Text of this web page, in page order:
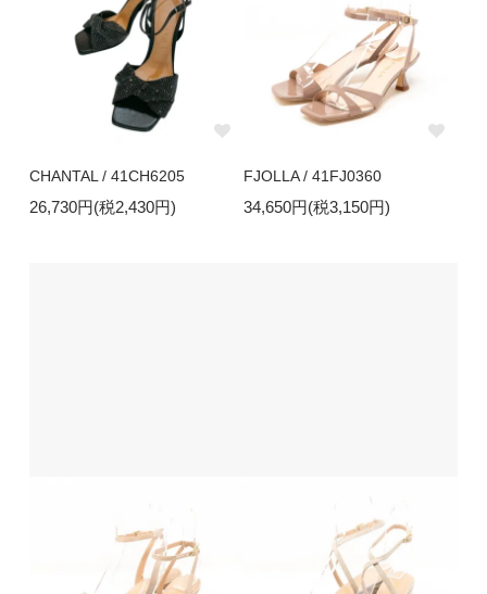
CHANTAL / 41CH6205
26,730円(税2,430円)
FJOLLA / 41FJ0360
34,650円(税3,150円)